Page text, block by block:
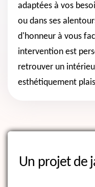
adaptées à vos
ou dans ses
d'honneur à vous
intervention est
retrouver un
esthétiquement
Un projet de